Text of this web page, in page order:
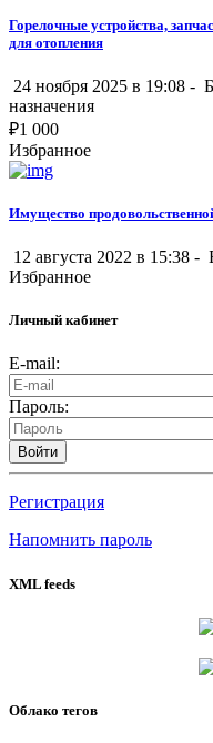
Горелочные устройства,
для отопления
24 ноября 2025 в 19:08 -
назначения
₽1 000
Избранное
Имущество
12 августа 2022 в 15:38 -
Избранное
Личный кабинет
E-mail:
Пароль:
Войти
Регистрация
Напомнить пароль
XML feeds
Облако тегов